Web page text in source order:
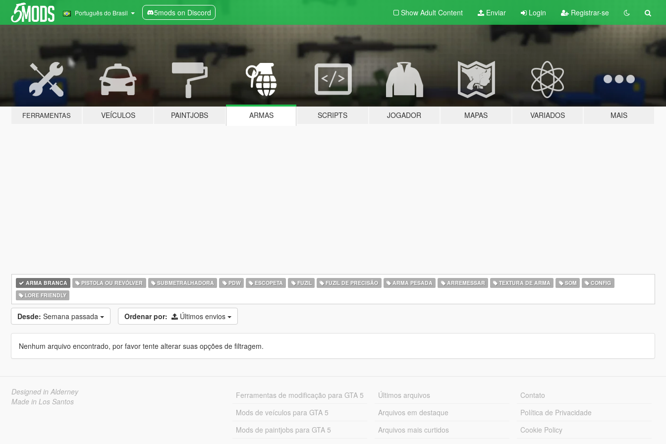
Português do Brasil 5mods on Discord Show Adult Content Enviar Login Registrar-se
FERRAMENTAS VEÍCULOS PAINTJOBS ARMAS SCRIPTS JOGADOR MAPAS VARIADOS MAIS
ARMA BRANCA PISTOLA OU REVÓLVER SUBMETRALHADORA PDW ESCOPETA FUZIL FUZIL DE PRECISÃO ARMA PESADA ARREMESSAR TEXTURA DE ARMA SOM
CONFIG
LORE FRIENDLY
Desde: Semana passada Ordenar por: Últimos envios
Nenhum arquivo encontrado, por favor tente alterar suas opções de filtragem.
Designed in Alderney
Made in Los Santos
Ferramentas de modificação para GTA 5
Mods de veículos para GTA 5
Mods de paintjobs para GTA 5
Últimos arquivos
Arquivos em destaque
Arquivos mais curtidos
Contato
Política de Privacidade
Cookie Policy